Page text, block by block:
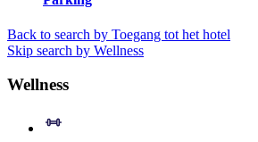
Back to search by Toegang tot het hotel
Skip search by Wellness
Wellness